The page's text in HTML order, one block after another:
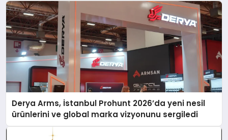
Derya Arms, İstanbul Prohunt 2026’da yeni nesil
ürünlerini ve global marka vizyonunu sergiledi